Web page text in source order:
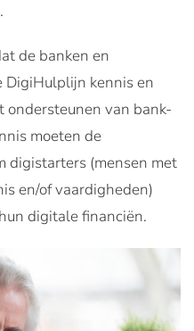
.
de banken en
kennis en
van bank-
moeten de
digistarters (mensen met
en/of vaardigheden)
digitale financiën.